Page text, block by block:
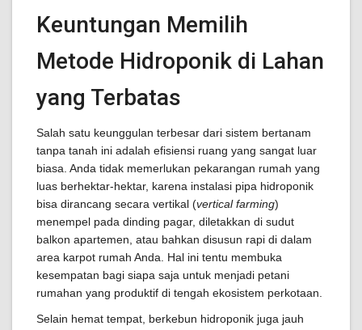
Keuntungan Memilih
Metode Hidroponik di Lahan
yang Terbatas
Salah satu keunggulan terbesar dari sistem bertanam
tanpa tanah ini adalah efisiensi ruang yang sangat luar
biasa. Anda tidak memerlukan pekarangan rumah yang
luas berhektar-hektar, karena instalasi pipa hidroponik
bisa dirancang secara vertikal (vertical farming)
menempel pada dinding pagar, diletakkan di sudut
balkon apartemen, atau bahkan disusun rapi di dalam
area karpot rumah Anda. Hal ini tentu membuka
kesempatan bagi siapa saja untuk menjadi petani
rumahan yang produktif di tengah ekosistem perkotaan.
Selain hemat tempat, berkebun hidroponik juga jauh